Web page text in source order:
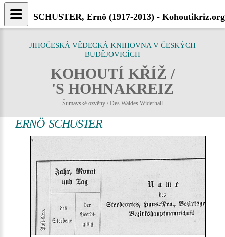
JIHOČESKÁ VĚDECKÁ KNIHOVNA V ČESKÝCH
BUDĚJOVICÍCH
KOHOUTÍ KŘÍŽ /
'S HOHNAKREIZ
Šumavské ozvěny / Des Waldes Widerhall
ERNÖ SCHUSTER
SCHUSTER, Ernö (1917-2013) - Kohoutikriz.org